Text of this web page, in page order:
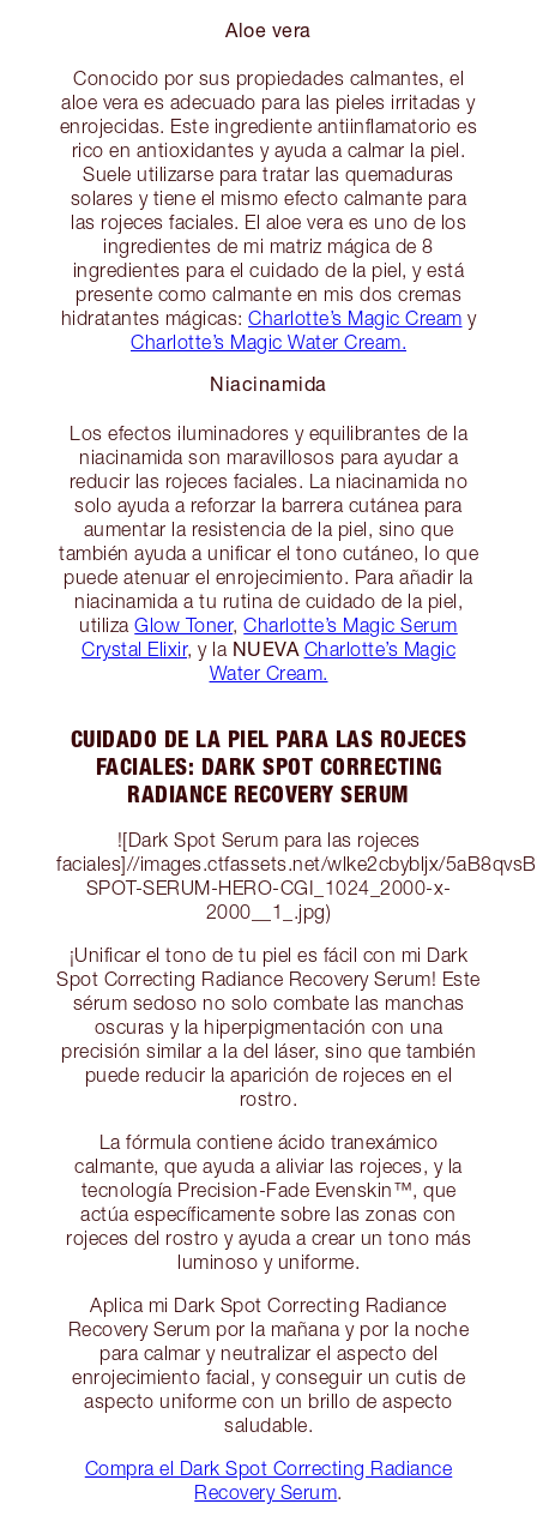
Aloe vera
Conocido por sus propiedades calmantes, el
aloe vera es adecuado para las pieles irritadas y
enrojecidas. Este ingrediente antiinflamatorio es
rico en antioxidantes y ayuda a calmar la piel.
Suele utilizarse para tratar las quemaduras
solares y tiene el mismo efecto calmante para
las rojeces faciales. El aloe vera es uno de los
ingredientes de mi matriz mágica de 8
ingredientes para el cuidado de la piel, y está
presente como calmante en mis dos cremas
hidratantes mágicas: Charlotte’s Magic Cream y
Charlotte’s Magic Water Cream.
Niacinamida
Los efectos iluminadores y equilibrantes de la
niacinamida son maravillosos para ayudar a
reducir las rojeces faciales. La niacinamida no
solo ayuda a reforzar la barrera cutánea para
aumentar la resistencia de la piel, sino que
también ayuda a unificar el tono cutáneo, lo que
puede atenuar el enrojecimiento. Para añadir la
niacinamida a tu rutina de cuidado de la piel,
utilizaGlow Toner,Charlotte’s Magic Serum
Crystal Elixir, y la NUEVA Charlotte’s Magic
Water Cream.
CUIDADO DE LA PIEL PARA LAS ROJECES
FACIALES: DARK SPOT CORRECTING
RADIANCE RECOVERY SERUM
![Dark Spot Serum para las rojeces
faciales]//images.ctfassets.net/wlke2cbybljx/
SPOT-SERUM-HERO-CGI_1024_2000-x-
2000__1_.jpg)
¡Unificar el tono de tu piel es fácil con mi Dark
Spot Correcting Radiance Recovery Serum! Este
sérum sedoso no solo combate las manchas
oscuras y la hiperpigmentación con una
precisión similar a la del láser, sino que también
puede reducir la aparición de rojeces en el
rostro.
La fórmula contiene ácido tranexámico
calmante, que ayuda a aliviar las rojeces, y la
tecnología Precision-Fade Evenskin™, que
actúa específicamente sobre las zonas con
rojeces del rostro y ayuda a crear un tono más
luminoso y uniforme.
Aplica mi Dark Spot Correcting Radiance
Recovery Serum por la mañana y por la noche
para calmar y neutralizar el aspecto del
enrojecimiento facial, y conseguir un cutis de
aspecto uniforme con un brillo de aspecto
saludable.
Compra el Dark Spot Correcting Radiance
Recovery Serum